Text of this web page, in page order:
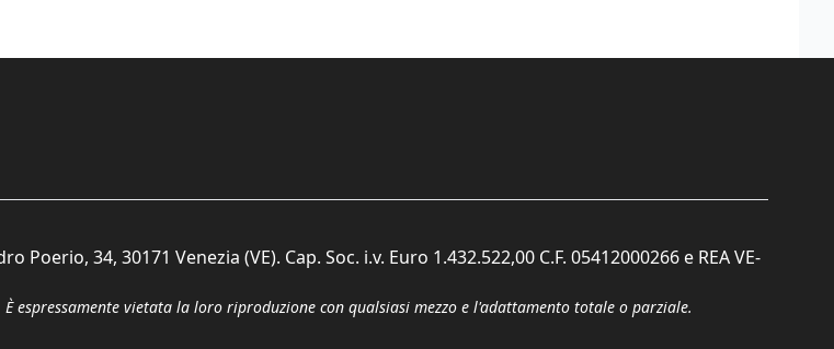
Poerio, 34, 30171 Venezia (VE). Cap. Soc. i.v. Euro 1.432.522,00 C.F. 05412000266 e REA VE-
espressamente vietata la loro riproduzione con qualsiasi mezzo e l'adattamento totale o parziale.